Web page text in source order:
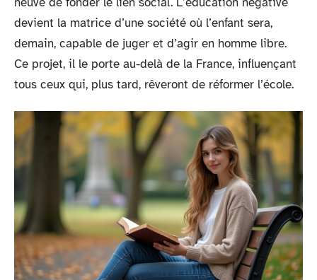
devient la matrice d’une société où l’enfant sera,
demain, capable de juger et d’agir en homme libre.
Ce projet, il le porte au-delà de la France, influençant
tous ceux qui, plus tard, rêveront de réformer l’école.